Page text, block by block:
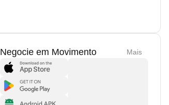
Negocie em Movimento Mais